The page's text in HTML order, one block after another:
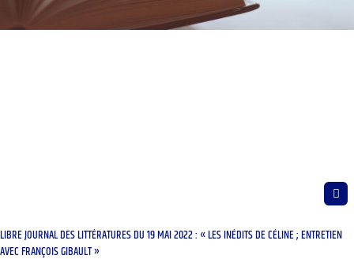
LIBRE JOURNAL DES LITTÉRATURES DU 19 MAI 2022 : « LES INÉDITS DE CÉLINE ; ENTRETIEN
AVEC FRANÇOIS GIBAULT »